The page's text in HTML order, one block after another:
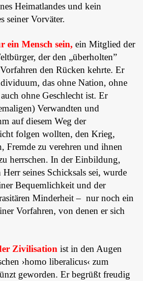
Heimatlandes und kein
seiner Vorväter.
ein Mensch sein, ein Mitglied der
der den „überholten”
den Rücken kehrte. Er
das ohne Nation, ohne
ohne Geschlecht ist. Er
Verwandten und
auf diesem Weg der
folgen wollten, den Krieg,
Fremde zu verehren und ihnen
herrschen. In der Einbildung,
seines Schicksals sei, wurde
Bequemlichkeit und der
Minderheit – nur noch ein
Vorfahren, von denen er sich
Zivilisation ist in den Augen
›homo liberalicus‹ zum
geworden. Er begrüßt freudig